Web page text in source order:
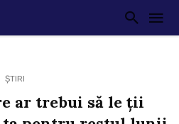
ȘTIRI
ar trebui să le ții